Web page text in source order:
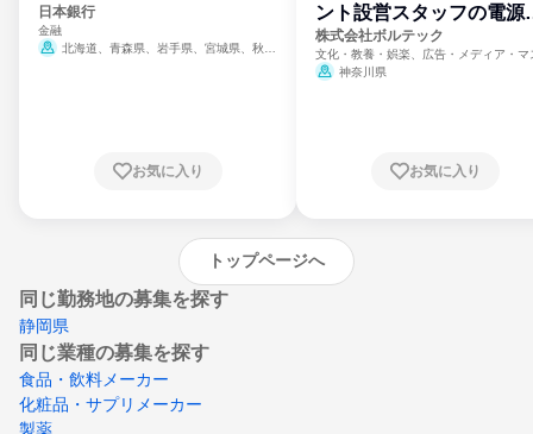
日本銀行
金融
北海道、青森県、岩手県、宮城県、秋田
崎県、熊本県、大分県、宮崎県、鹿児島県、
お気に入り
ント設営スタッフの電源
門
株式会社ボルテック
文化・教養・娯楽、広告・メディア・マ
ミ、電力・ガス・水道・エネルギー
神奈川県
お気に入り
トップページへ
同じ勤務地の募集を探す
静岡県
同じ業種の募集を探す
食品・飲料メーカー
化粧品・サプリメーカー
製薬